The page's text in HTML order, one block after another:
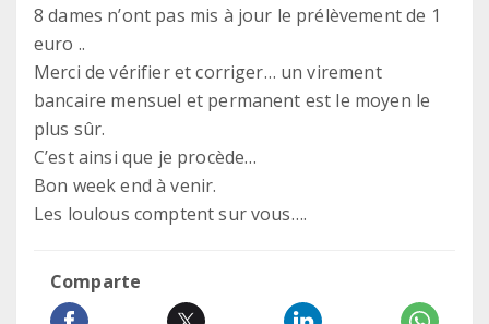
8 dames n’ont pas mis à jour le prélèvement de 1
euro ..
Merci de vérifier et corriger… un virement
bancaire mensuel et permanent est le moyen le
plus sûr.
C’est ainsi que je procède…
Bon week end à venir.
Les loulous comptent sur vous….
Comparte